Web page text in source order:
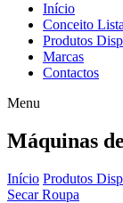
Início
Conceito
Produtos
Marcas
Contactos
Menu
Máquinas
Início Produtos
Secar Roupa